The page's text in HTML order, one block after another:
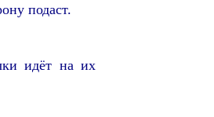
подаст.
идёт на их